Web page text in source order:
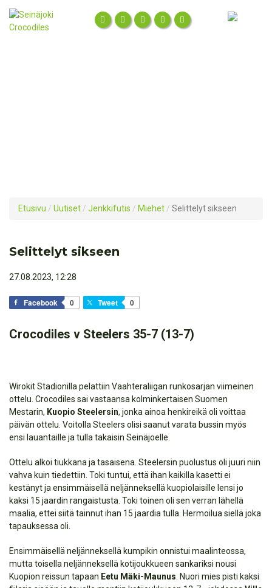
Etusivu / Uutiset / Jenkkifutis / Miehet / Selittelyt sikseen
Selittelyt sikseen
27.08.2023, 12:28
Facebook 0 Tweet 0
Crocodiles v Steelers 35-7 (13-7)
Wirokit Stadionilla pelattiin Vaahteraliigan runkosarjan viimeinen
ottelu. Crocodiles sai vastaansa kolminkertaisen Suomen
Mestarin, Kuopio Steelersin, jonka ainoa henkireikä oli voittaa
päivän ottelu. Voitolla Steelers olisi saanut varata bussin myös
ensi lauantaille ja tulla takaisin Seinäjoelle.
Ottelu alkoi tiukkana ja tasaisena. Steelersin puolustus oli juuri niin
vahva kuin tiedettiin. Toki tuntui, että ihan kaikilla kasetti ei
kestänyt ja ensimmäisellä neljänneksellä kuopiolaisille lensi jo
kaksi 15 jaardin rangaistusta. Toki toinen oli sen verran lähellä
maalia, ettei siitä tainnut ihan 15 jaardia tulla. Hermoilua siellä joka
tapauksessa oli.
Ensimmäisellä neljänneksellä kumpikin onnistui maalinteossa,
mutta toisella neljänneksellä kotijoukkueen sankariksi nousi
Kuopion reissun tapaan Eetu Mäki-Maunus . Nuori mies pisti kaksi